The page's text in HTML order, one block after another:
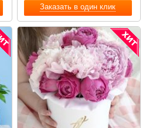
Заказать в один клик